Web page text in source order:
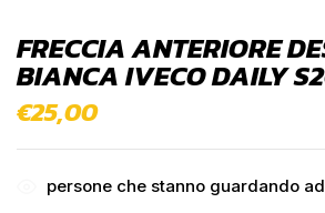
FRECCIA ANTERIORE
BIANCA IVECO DAILY
€25,00
persone che stanno guardando
La vostra valutazione